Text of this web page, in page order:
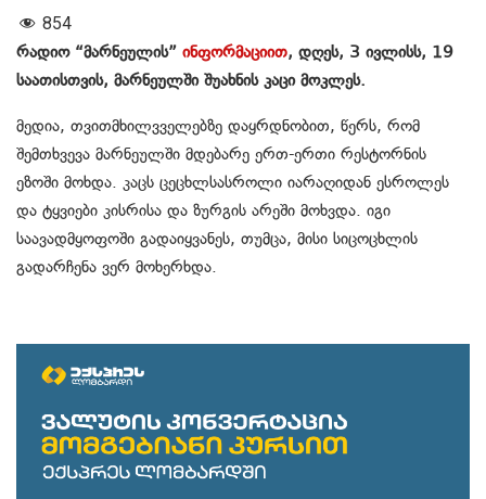
854
რადიო “მარნეულის” ინფორმაციით, დღეს, 3 ივლისს, 19
საათისთვის, მარნეულში შუახნის კაცი მოკლეს.
მედია, თვითმხილვველებზე დაყრდნობით, წერს, რომ
შემთხვევა მარნეულში მდებარე ერთ-ერთი რესტორნის
ეზოში მოხდა. კაცს ცეცხლსასროლი იარაღიდან ესროლეს
და ტყვიები კისრისა და ზურგის არეში მოხვდა. იგი
საავადმყოფოში გადაიყვანეს, თუმცა, მისი სიცოცხლის
გადარჩენა ვერ მოხერხდა.